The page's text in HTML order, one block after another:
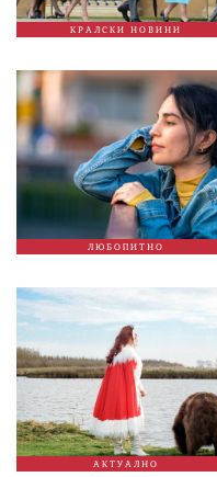
КРАЛСКИ НОВИНИ
ЛЮБОПИТНО
АКТУАЛНО